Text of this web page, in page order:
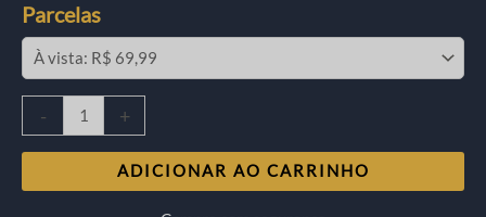
Parcelas
- +
ADICIONAR AO CARRINHO